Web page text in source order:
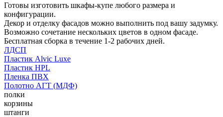
Готовы изготовить шкафы-купе любого размера и
конфигурации.
Декор и отделку фасадов можно выполнить под вашу задумку.
Возможно сочетание нескольких цветов в одном фасаде.
Бесплатная сборка в течение 1-2 рабочих дней.
ЛДСП
Пластик Alvic Luxe
Пластик HPL
Пленка ПВХ
Полотно АГТ (МДФ)
полки
корзины
штанги